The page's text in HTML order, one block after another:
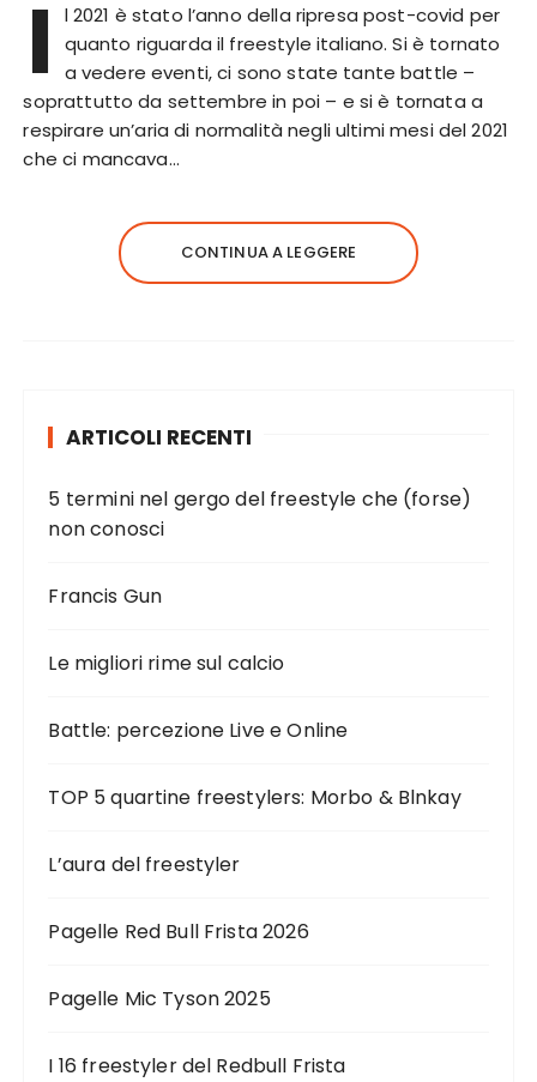
I
l 2021 è stato l’anno della ripresa post-covid per
quanto riguarda il freestyle italiano. Si è tornato
a vedere eventi, ci sono state tante battle –
soprattutto da settembre in poi – e si è tornata a
respirare un’aria di normalità negli ultimi mesi del 2021
che ci mancava…
CONTINUA A LEGGERE
ARTICOLI RECENTI
5 termini nel gergo del freestyle che (forse)
non conosci
Francis Gun
Le migliori rime sul calcio
Battle: percezione Live e Online
TOP 5 quartine freestylers: Morbo & Blnkay
L’aura del freestyler
Pagelle Red Bull Frista 2026
Pagelle Mic Tyson 2025
I 16 freestyler del Redbull Frista